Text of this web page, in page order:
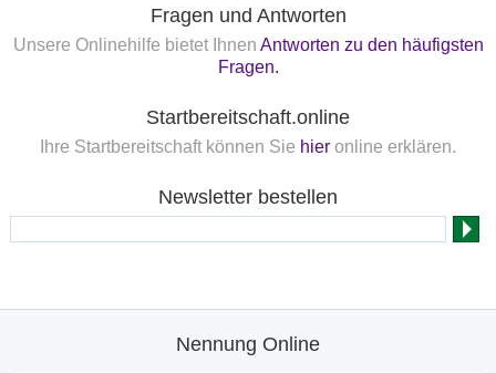
Fragen und Antworten
Unsere Onlinehilfe bietet Ihnen Antworten zu den häufigsten
Fragen.
Startbereitschaft.online
Ihre Startbereitschaft können Sie hier online erklären.
Newsletter bestellen
Nennung Online